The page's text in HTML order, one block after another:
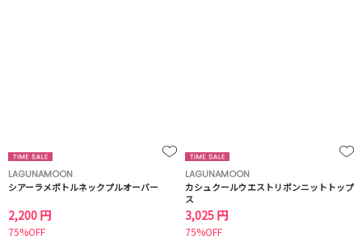
LAGUNAMOON
シアーラメボトルネックプルオーバー
2,200 円
75%OFF
LAGUNAMOON
カシュクールウエストリボンニットトップ
ス
3,025 円
75%OFF